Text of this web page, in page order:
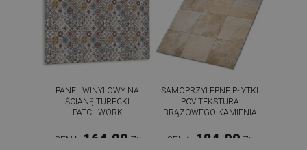
PANEL WINYLOWY NA
ŚCIANĘ TURECKI
PATCHWORK
CENA: 164.99 ZŁ
SAMOPRZYLEPNE PŁYTKI
PCV TEKSTURA
BRĄZOWEGO KAMIENIA
CENA: 184.99 ZŁ